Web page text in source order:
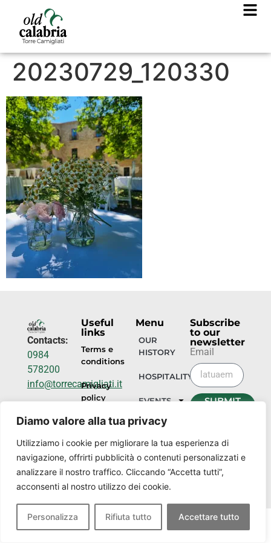
Diamo valore alla tua privacy
Utilizziamo i cookie per migliorare la tua esperienza di
navigazione, offrirti pubblicità o contenuti personalizzati e
analizzare il nostro traffico. Cliccando “Accetta tutti”,
acconsenti al nostro utilizzo dei cookie.
Personalizza Rifiuta tutto Accettare tutto
20230729_120330
Contacts:
0984
578200
info@torrecamigliati.it
Camigliati,
Silano CS
Useful
links
Terms e
conditions
Privacy
policy
Menu
OUR
HISTORY
HOSPITALITY
EVENTS
OUR
Subscribe
to our
newsletter
Email
SUBMIT